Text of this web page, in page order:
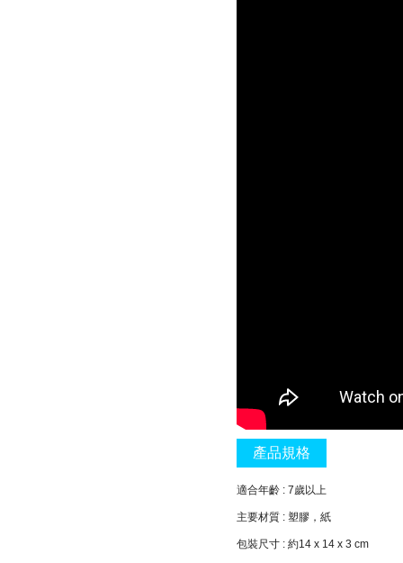
產品規格
適合年齡 : 7歲以上
主要材質 : 塑膠，紙
包裝尺寸 : 約14 x 14 x 3 cm